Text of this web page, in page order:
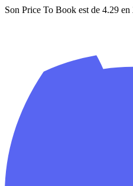
Son Price To Book est de 4.29 en